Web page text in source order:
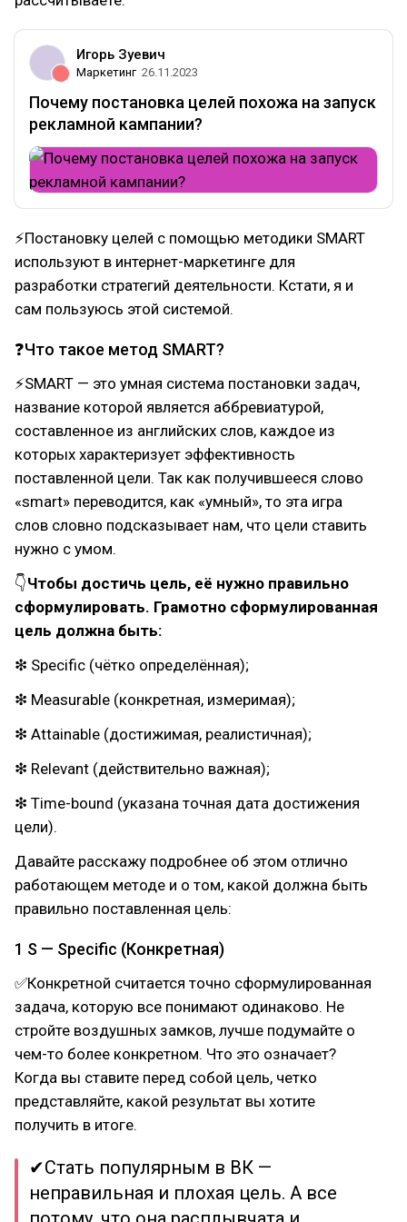
Игорь Зуевич
Маркетинг 26.11.2023
Почему постановка целей похожа на запуск
рекламной кампании?
⚡Постановку целей с помощью методики SMART
используют в интернет-маркетинге для
разработки стратегий деятельности. Кстати, я и
сам пользуюсь этой системой.
❓Что такое метод SMART?
⚡SMART — это умная система постановки задач,
название которой является аббревиатурой,
составленное из английских слов, каждое из
которых характеризует эффективность
поставленной цели. Так как получившееся слово
«smart» переводится, как «умный», то эта игра
слов словно подсказывает нам, что цели ставить
нужно с умом.
👇Чтобы достичь цель, её нужно правильно
сформулировать. Грамотно сформулированная
цель должна быть:
❇ Specific (чётко определённая);
❇ Measurable (конкретная, измеримая);
❇ Attainable (достижимая, реалистичная);
❇ Relevant (действительно важная);
❇ Time-bound (указана точная дата достижения
цели).
Давайте расскажу подробнее об этом отлично
работающем методе и о том, какой должна быть
правильно поставленная цель:
1 S — Specific (Конкретная)
✅Конкретной считается точно сформулированная
задача, которую все понимают одинаково. Не
стройте воздушных замков, лучше подумайте о
чем-то более конкретном. Что это означает?
Когда вы ставите перед собой цель, четко
представляйте, какой результат вы хотите
получить в итоге.
✔Стать популярным в ВК —
неправильная и плохая цель. А все